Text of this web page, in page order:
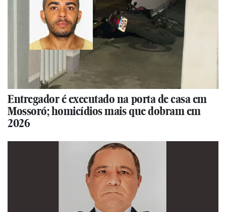
Entregador é executado na porta de casa em
Mossoró; homicídios mais que dobram em
2026